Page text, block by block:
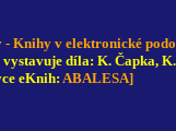
- Knihy v elektronické
díla: K. Čapka,
eKnih: ABALESA]